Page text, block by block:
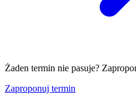
Żaden termin nie pasuje?
Zaproponuj termin